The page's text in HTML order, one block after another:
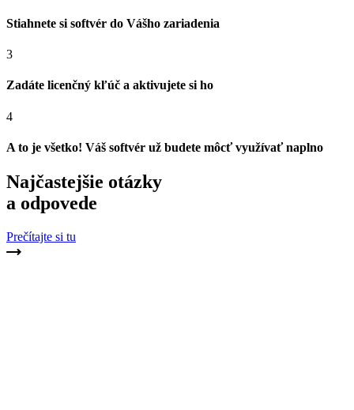
Stiahnete si softvér do Vášho zariadenia
3
Zadáte licenčný kľúč a aktivujete si ho
4
A to je všetko! Váš softvér už budete môcť využívať naplno
Najčastejšie otázky
a odpovede
Prečítajte si tu